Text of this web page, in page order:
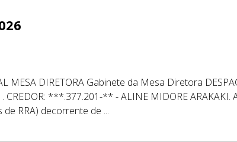
MESA DIRETORA Gabinete da Mesa Diretora
CREDOR: ***.377.201-** - ALINE MIDORE
RRA) decorrente de ...